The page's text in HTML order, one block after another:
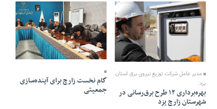
12 Bahman 1404 - 22:32
مدیر عامل شرکت توزیع نیروی برق استان
یزد:
بهره‌برداری ۱۲ طرح برق‌رسانی در
شهرستان زارچ یزد
11 Bahman 1404 - 13:11
گام نخست زارچ برای آینده‌سازی
جمعیتی